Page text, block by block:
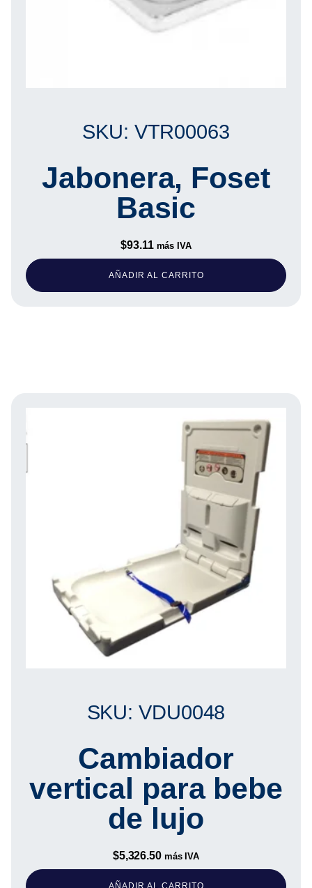
SKU: VTR00063
Jabonera, Foset
Basic
$93.11 más IVA
AÑADIR AL CARRITO
SKU: VDU0048
Cambiador
vertical para bebe
de lujo
$5,326.50 más IVA
AÑADIR AL CARRITO